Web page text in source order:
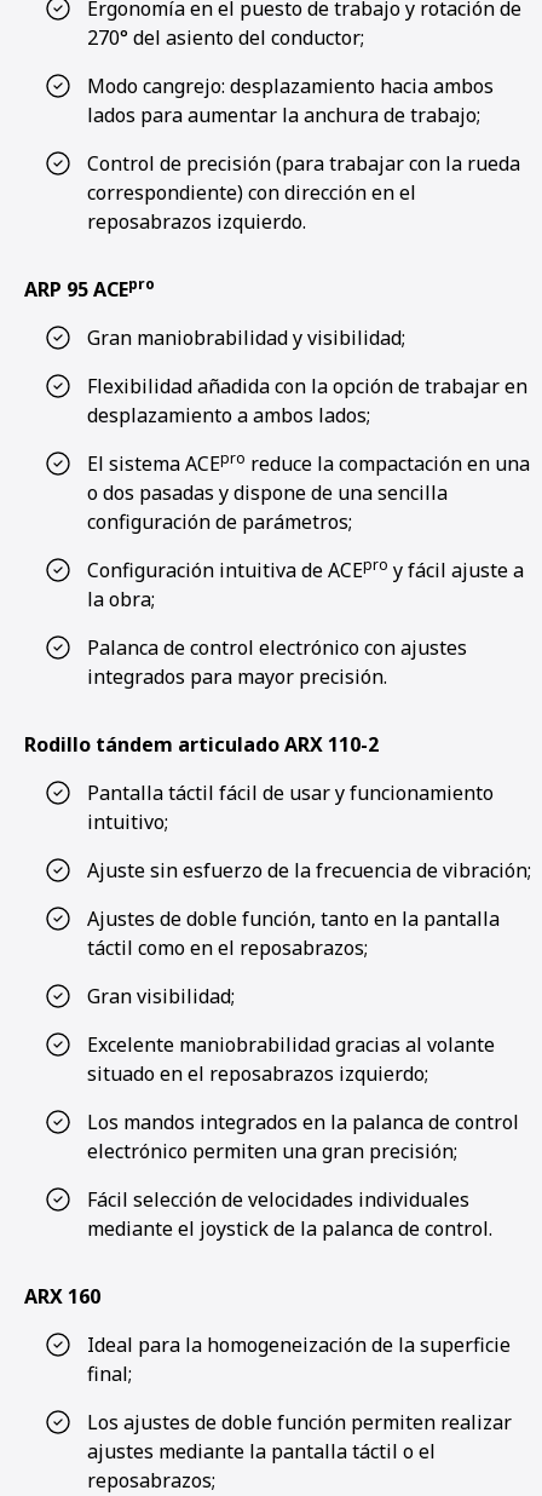
Ergonomía en el puesto de trabajo y rotación de
270° del asiento del conductor;
Modo cangrejo: desplazamiento hacia ambos
lados para aumentar la anchura de trabajo;
Control de precisión (para trabajar con la rueda
correspondiente) con dirección en el
reposabrazos izquierdo.
ARP 95 ACEpro
Gran maniobrabilidad y visibilidad;
Flexibilidad añadida con la opción de trabajar en
desplazamiento a ambos lados;
El sistema ACEpro reduce la compactación en una
o dos pasadas y dispone de una sencilla
configuración de parámetros;
Configuración intuitiva de ACEpro y fácil ajuste a
la obra;
Palanca de control electrónico con ajustes
integrados para mayor precisión.
Rodillo tándem articulado ARX 110-2
Pantalla táctil fácil de usar y funcionamiento
intuitivo;
Ajuste sin esfuerzo de la frecuencia de vibración;
Ajustes de doble función, tanto en la pantalla
táctil como en el reposabrazos;
Gran visibilidad;
Excelente maniobrabilidad gracias al volante
situado en el reposabrazos izquierdo;
Los mandos integrados en la palanca de control
electrónico permiten una gran precisión;
Fácil selección de velocidades individuales
mediante el joystick de la palanca de control.
ARX 160
Ideal para la homogeneización de la superficie
final;
Los ajustes de doble función permiten realizar
ajustes mediante la pantalla táctil o el
reposabrazos;